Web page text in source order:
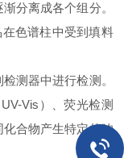
分离成各个组分。
色谱柱中受到填料
测器中进行检测。
Vis）、荧光检测
合物产生特定的响